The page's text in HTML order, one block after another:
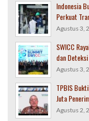
Indonesia
Perkuat
Agustus 3,
SWICC
dan
Agustus 3,
TPBIS
Juta
Agustus 2,